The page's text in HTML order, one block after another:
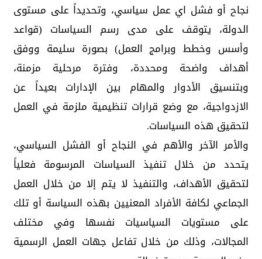
نجاح أو فشل اي عمل سياسي، وتحديداً على مستوى
الدولة، يتوقف على مدى رسم السياسات (قواعد
وأسس وخطط وبرامج العمل) بصورة سليمة ووفق
أهداف واضحة ومحددة، وفترة مرحلية مزمنة،
وبتنسيق الأدوار والمهام بين الإدارات بعيداً عن
الازدواجية، مع وضع قرارات تنظيمية ملزمة في العمل
لتحقيق هذه السياسات.
والأمر الآخر والأهم في النجاح أو الفشل السياسي،
يتحدد من خلال تنفيذ السياسات المرسومة فعلياً
لتحقيق الأهداف، والتنفيذ لا يتم إلا من خلال العمل
الجماعي لكافة الأفراد المعنيين بهذه السياسة أو تلك
على مستويات السياسيات نفسها وفي مختلف
المجالات، وذلك من خلال تفاعل جهات العمل الرسمية